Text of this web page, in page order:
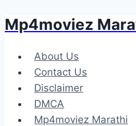
Skip
content
Mp4moviez
About Us
Contact Us
Disclaimer
DMCA
Mp4moviez Marathi